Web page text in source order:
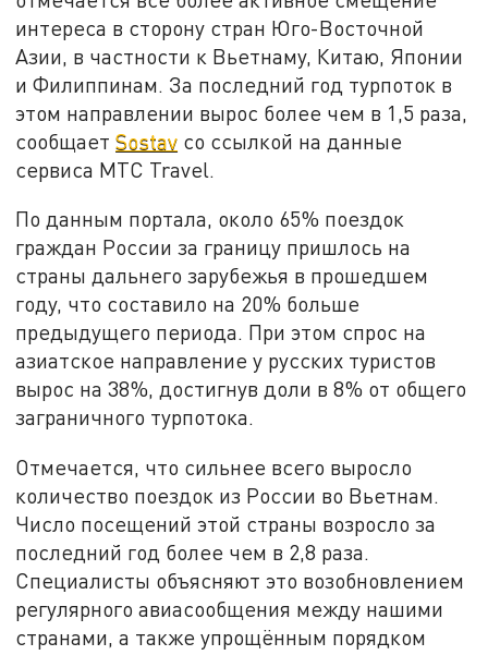
интереса в сторону стран Юго-Восточной
Азии, в частности к Вьетнаму, Китаю, Японии
и Филиппинам. За последний год турпоток в
этом направлении вырос более чем в 1,5 раза,
сообщаетSostav со ссылкой на данные
сервиса МТС Travel.
По данным портала, около 65% поездок
граждан России за границу пришлось на
страны дальнего зарубежья в прошедшем
году, что составило на 20% больше
предыдущего периода. При этом спрос на
азиатское направление у русских туристов
вырос на 38%, достигнув доли в 8% от общего
заграничного турпотока.
Отмечается, что сильнее всего выросло
количество поездок из России во Вьетнам.
Число посещений этой страны возросло за
последний год более чем в 2,8 раза.
Специалисты объясняют это возобновлением
регулярного авиасообщения между нашими
странами, а также упрощённым порядком